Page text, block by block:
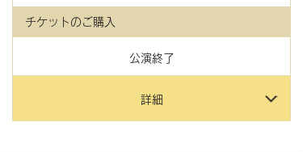
チケットのご購入
公演終了
詳細